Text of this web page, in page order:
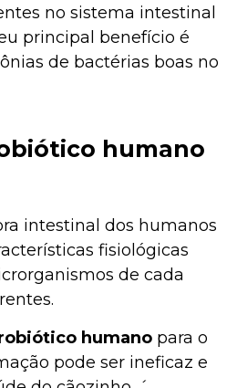
no sistema intestinal
principal benefício é
de bactérias boas no
humano
intestinal dos humanos
fisiológicas
de cada
humano para o
pode ser ineficaz e